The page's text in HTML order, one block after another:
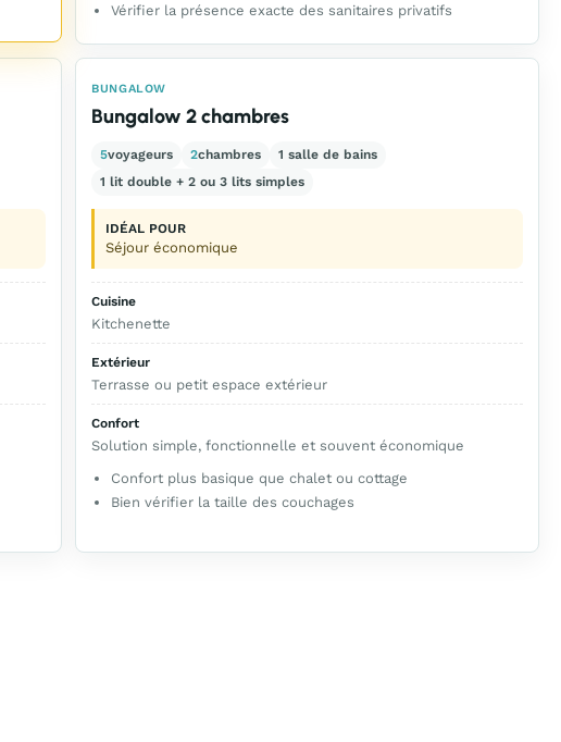
Vérifier la présence exacte des sanitaires privatifs
BUNGALOW
Bungalow 2 chambres
5voyageurs 2chambres
1 salle de bains
1 lit double + 2 ou 3 lits simples
IDÉAL POUR
Séjour économique
Cuisine
Kitchenette
Extérieur
Terrasse ou petit espace extérieur
Confort
Solution simple, fonctionnelle et souvent économique
Confort plus basique que chalet ou cottage
Bien vérifier la taille des couchages